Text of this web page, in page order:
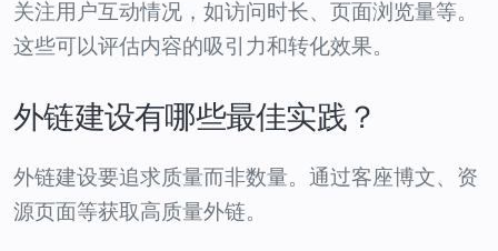
关注用户互动情况，如访问时长、页面浏览量等。
这些可以评估内容的吸引力和转化效果。
外链建设有哪些最佳实践？
外链建设要追求质量而非数量。通过客座博文、资
源页面等获取高质量外链。